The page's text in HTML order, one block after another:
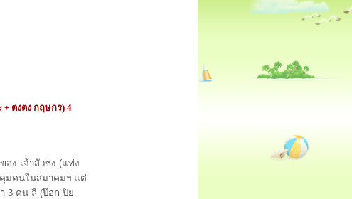
ตงตง กฤษกร) 4
ง เจ้าสัวซ่ง (แท่ง
มคนในสมาคมฯ แต่
3 คน ลี่ (ป๊อก ปิย